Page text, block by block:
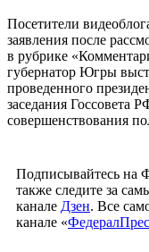
Посетители
заявления после
в рубрике
губернатор Югры
проведенного
заседания Госсовета
совершенствования
Подписывайтесь на
также следите за
канале Дзен. Все
канале «